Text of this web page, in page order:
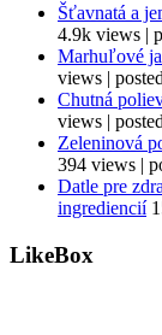
Šťavnatá a
4.9k views |
Marhuľové
views |
Chutná
views |
Zeleninová
394 views |
Datle pre
ingrediencií
LikeBox